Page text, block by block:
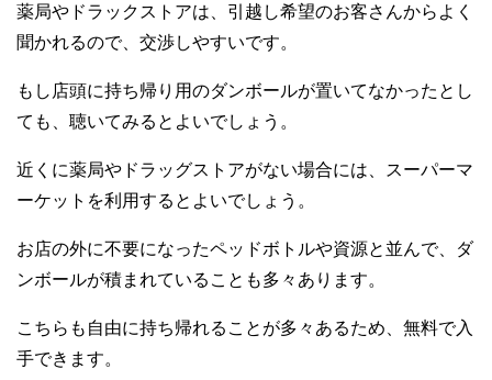
薬局やドラックストアは、引越し希望のお客さんからよく
聞かれるので、交渉しやすいです。
もし店頭に持ち帰り用のダンボールが置いてなかったとし
ても、聴いてみるとよいでしょう。
近くに薬局やドラッグストアがない場合には、スーパーマ
ーケットを利用するとよいでしょう。
お店の外に不要になったペッドボトルや資源と並んで、ダ
ンボールが積まれていることも多々あります。
こちらも自由に持ち帰れることが多々あるため、無料で入
手できます。